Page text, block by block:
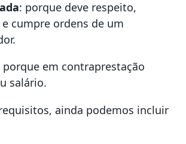
: porque deve respeito,
cumpre ordens de um
porque em contraprestação
salário.
ainda podemos incluir